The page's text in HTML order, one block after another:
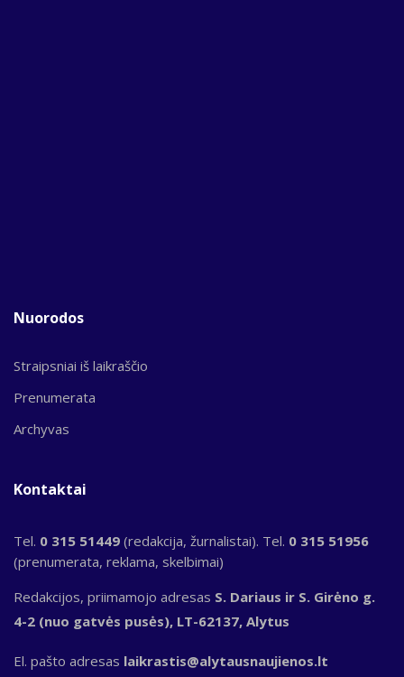
Nuorodos
Straipsniai iš laikraščio
Prenumerata
Archyvas
Kontaktai
Tel. 0 315 51449 (redakcija, žurnalistai). Tel. 0 315 51956
(prenumerata, reklama, skelbimai)
Redakcijos, priimamojo adresas S. Dariaus ir S. Girėno g.
4-2 (nuo gatvės pusės), LT-62137, Alytus
El. pašto adresas laikrastis@alytausnaujienos.lt